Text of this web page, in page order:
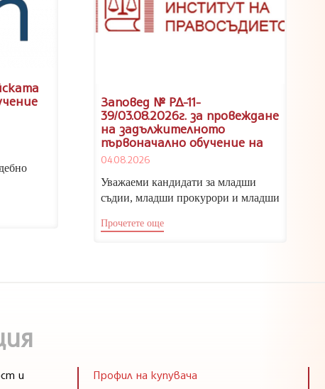
за
Заповед № РД-11-
39/03.08.2026г. за провеждане
на задължителното
първоначално обучение на
кандидатите за младши
съдии, младши прокурори и
младши следователи, випуск
2026/2027 г.
04.08.2026
Уважаеми кандидати за младши
съдии, младши прокурори и младши
откриване на учебната година...
Прочетете още
и
Профил на купувача